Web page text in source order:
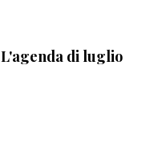
L'agenda di luglio